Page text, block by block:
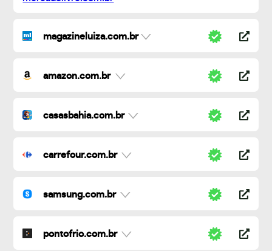
magazineluiza.com.br
amazon.com.br
casasbahia.com.br
carrefour.com.br
samsung.com.br
pontofrio.com.br